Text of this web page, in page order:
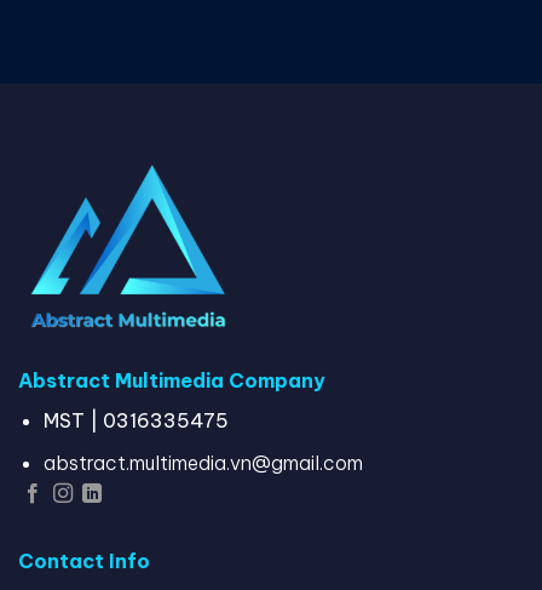
Abstract Multimedia Company
MST | 0316335475
abstract.multimedia.vn@gmail.com
Contact Info